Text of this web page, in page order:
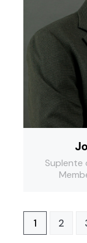
Suplente
dos
Page
1 Page
2